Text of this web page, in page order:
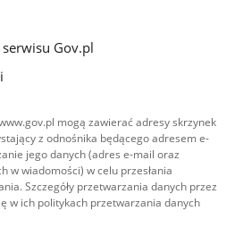
Gov.pl
mogą zawierać adresy skrzynek
z odnośnika będącego adresem e-
jego danych (adres e-mail oraz
w wiadomości) w celu przesłania
Szczegóły przetwarzania danych przez
w ich politykach przetwarzania danych